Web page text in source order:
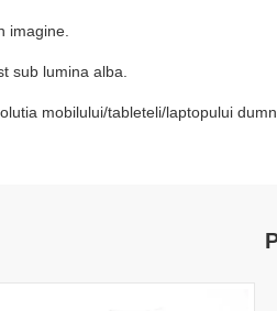
imagine.
sub lumina alba.
mobilului/tableteli/laptopului